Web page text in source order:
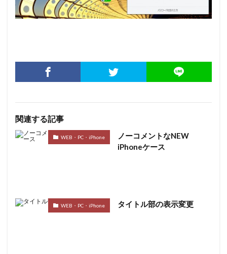
関連する記事
WEB・PC・iPhone
ノーコメントなNEW
iPhoneケース
WEB・PC・iPhone タイトル部の表示変更